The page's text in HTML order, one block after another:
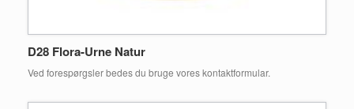
D28 Flora-Urne Natur
Ved forespørgsler bedes du bruge vores kontaktformular.